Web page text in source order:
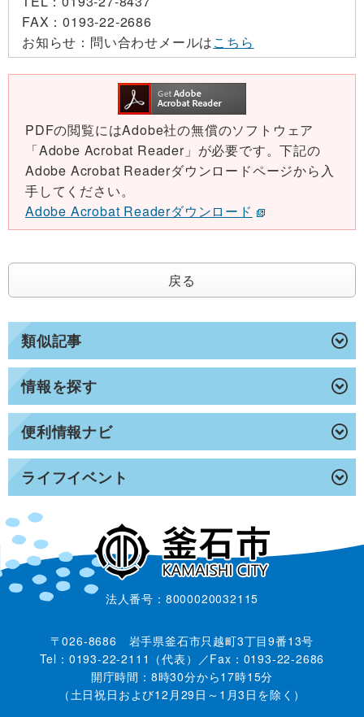
類似記事
情報を探す
便利情報ナビ
ライフイベント
FAX：0193-22-2686
お知らせ： 問い合わせメールはこちら
PDFの閲覧にはAdobe社の無償のソフトウェア
「Adobe Acrobat Reader」が必要です。下記の
Adobe Acrobat Readerダウンロードページから入
手してください。
Adobe Acrobat Readerダウンロード
戻る
法人番号：8000020032115
〒026-8686 岩手県釜石市只越町3丁目9番13号
Tel：0193-22-2111（代表）／Fax：0193-22-2686
開庁時間：8時30分から17時15分
（土日祝日および12月29日～1月3日を除く）